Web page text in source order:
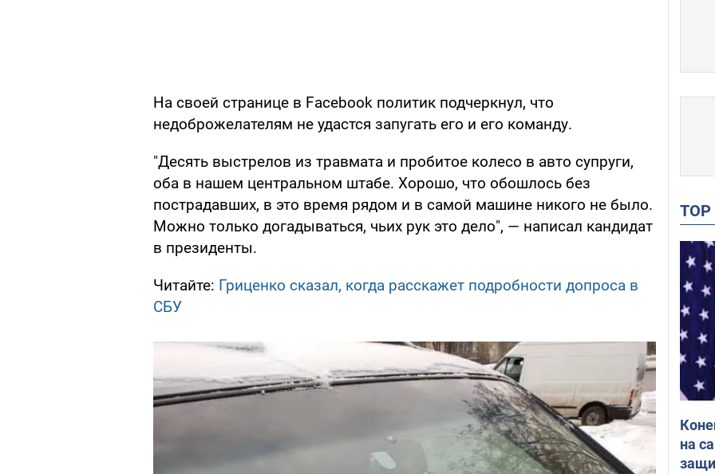
На своей странице в Facebook политик подчеркнул, что
недоброжелателям не удастся запугать его и его команду.
"Десять выстрелов из травмата и пробитое колесо в авто супруги,
оба в нашем центральном штабе. Хорошо, что обошлось без
пострадавших, в это время рядом и в самой машине никого не было.
Можно только догадываться, чьих рук это дело", — написал кандидат
в президенты.
Читайте: Гриценко сказал, когда расскажет подробности допроса в
СБУ
на